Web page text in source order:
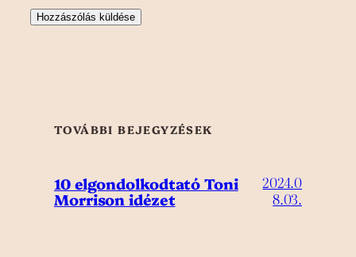
TOVÁBBI BEJEGYZÉSEK
10 elgondolkodtató Toni
Morrison idézet
2024.0
8.03.